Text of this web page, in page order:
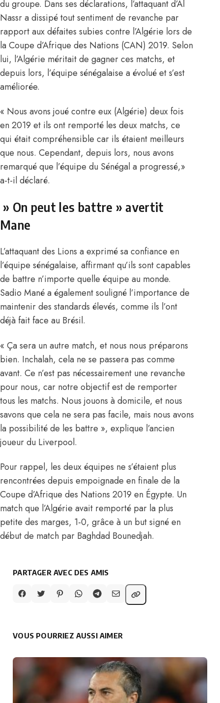
du groupe. Dans ses déclarations, l’attaquant d’Al
Nassr a dissipé tout sentiment de revanche par
rapport aux défaites subies contre l’Algérie lors de
la Coupe d’Afrique des Nations (CAN) 2019. Selon
lui, l’Algérie méritait de gagner ces matchs, et
depuis lors, l’équipe sénégalaise a évolué et s’est
améliorée.
« Nous avons joué contre eux (Algérie) deux fois
en 2019 et ils ont remporté les deux matchs, ce
qui était compréhensible car ils étaient meilleurs
que nous. Cependant, depuis lors, nous avons
remarqué que l’équipe du Sénégal a progressé,»
a-t-il déclaré.
» On peut les battre » avertit
Mane
L’attaquant des Lions a exprimé sa confiance en
l’équipe sénégalaise, affirmant qu’ils sont capables
de battre n’importe quelle équipe au monde.
Sadio Mané a également souligné l’importance de
maintenir des standards élevés, comme ils l’ont
déjà fait face au Brésil.
« Ça sera un autre match, et nous nous préparons
bien. Inchalah, cela ne se passera pas comme
avant. Ce n’est pas nécessairement une revanche
pour nous, car notre objectif est de remporter
tous les matchs. Nous jouons à domicile, et nous
savons que cela ne sera pas facile, mais nous avons
la possibilité de les battre », explique l’ancien
joueur du Liverpool.
Pour rappel, les deux équipes ne s’étaient plus
rencontrées depuis empoignade en finale de la
Coupe d’Afrique des Nations 2019 en Égypte. Un
match que l’Algérie avait remporté par la plus
petite des marges, 1-0, grâce à un but signé en
début de match par Baghdad Bounedjah.
PARTAGER AVEC DES AMIS
VOUS POURRIEZ AUSSI AIMER